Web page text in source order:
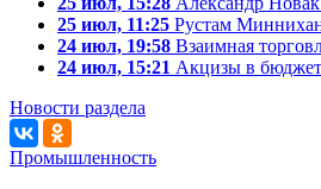
25 июл, 11:25 Рустам
24 июл, 19:58 Взаимная
24 июл, 15:21 Акцизы в бюджет
Новости раздела
Промышленность